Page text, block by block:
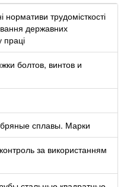
трудомісткості
державних
праці
болтов, винтов и
сплавы. Марки
за використанням